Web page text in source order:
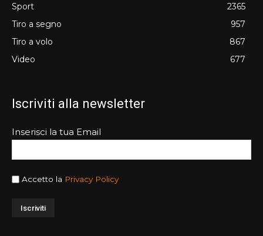
Sport
2365
Tiro a segno
957
Tiro a volo
867
Video
677
Iscriviti alla newsletter
Inserisci la tua Email
Accetto la Privacy Policy